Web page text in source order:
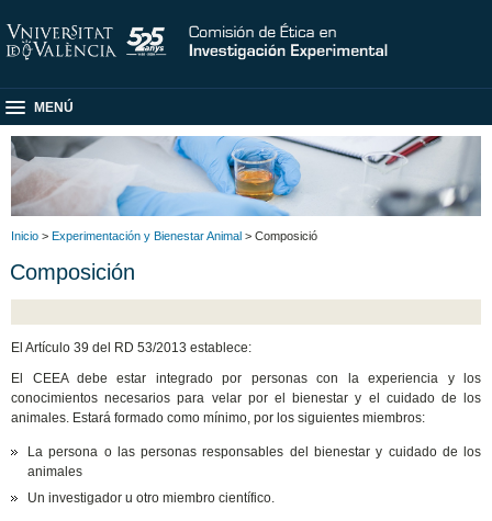
MENÚ
Inicio > Experimentación y Bienestar Animal > Composició
Composición
El Artículo 39 del RD 53/2013 establece:
El CEEA debe estar integrado por personas con la experiencia y los
conocimientos necesarios para velar por el bienestar y el cuidado de los
animales. Estará formado como mínimo, por los siguientes miembros:
La persona o las personas responsables del bienestar y cuidado de los
animales
Un investigador u otro miembro científico.